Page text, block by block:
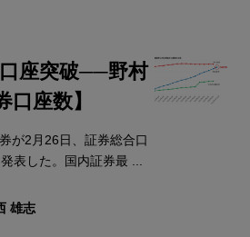
座突破──野村
座数】
が2月26日、証券総合口
表した。国内証券最 ...
雄志